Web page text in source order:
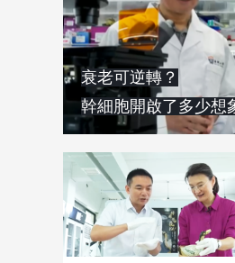
衰老可逆轉？
幹細胞開啟了多少想